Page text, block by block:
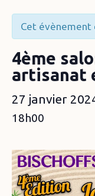
Cet évènement
4ème
artisanat
27 janvier
18h00